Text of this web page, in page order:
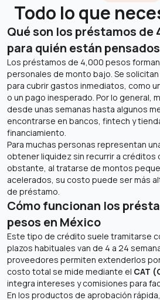
Todo lo que
Qué son los préstamos de
para quién están pensados
Los préstamos de 4,000 pesos
personales de monto bajo. Se
para cubrir gastos inmediatos, como
o un pago inesperado. Por lo general,
desde unas semanas hasta algunos
encontrarse en bancos, fintech y
financiamiento.
Para muchas personas representan
obtener liquidez sin recurrir a créditos
obstante, al tratarse de montos
acelerados, su costo puede ser más
de préstamo.
Cómo funcionan los
pesos en México
Este tipo de crédito suele tramitarse
plazos habituales van de 4 a 24
proveedores permiten extenderlos
costo total se mide mediante el CAT
integra intereses y comisiones para
En los productos de aprobación